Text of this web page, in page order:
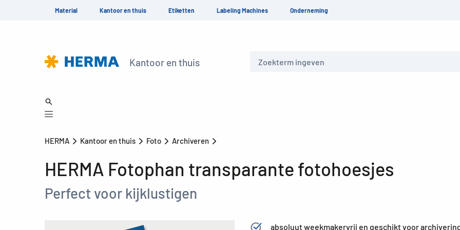
Material Kantoor en thuis Etiketten Labeling Machines Onderneming
Kantoor en thuis
HERMA Kantoor en thuis Foto Archiveren
HERMA Fotophan transparante fotohoesjes
Perfect voor kijklustigen
absoluut weekmakervrij en geschikt voor